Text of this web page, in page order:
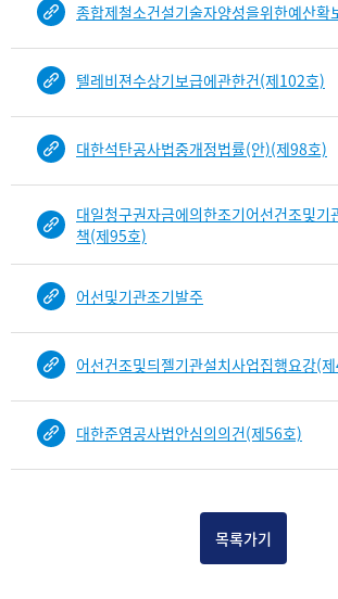
종합제철소건설기술자양성을위한예산확
텔레비젼수상기보급에관한건(제102호)
대한석탄공사법중개정법률(안)(제98호)
대일청구권자금에의한조기어선건조및기
책(제95호)
어선및기관조기발주
어선건조및듸젤기관설치사업집행요강(
대한준염공사법안심의의건(제56호)
목록가기